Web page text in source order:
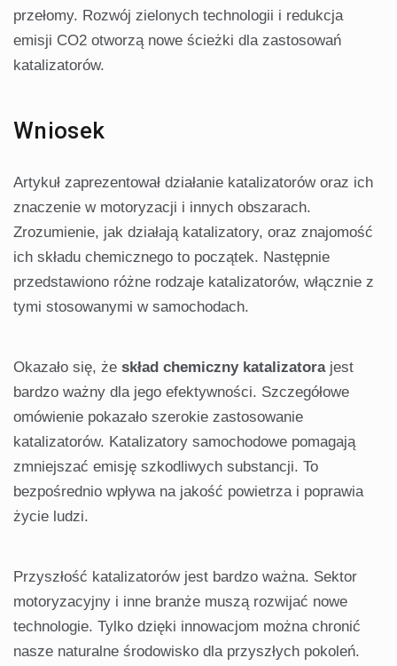
przełomy. Rozwój zielonych technologii i redukcja
emisji CO2 otworzą nowe ścieżki dla zastosowań
katalizatorów.
Wniosek
Artykuł zaprezentował działanie katalizatorów oraz ich
znaczenie w motoryzacji i innych obszarach.
Zrozumienie, jak działają katalizatory, oraz znajomość
ich składu chemicznego to początek. Następnie
przedstawiono różne rodzaje katalizatorów, włącznie z
tymi stosowanymi w samochodach.
Okazało się, że skład chemiczny katalizatorajest
bardzo ważny dla jego efektywności. Szczegółowe
omówienie pokazało szerokie zastosowanie
katalizatorów. Katalizatory samochodowe pomagają
zmniejszać emisję szkodliwych substancji. To
bezpośrednio wpływa na jakość powietrza i poprawia
życie ludzi.
Przyszłość katalizatorów jest bardzo ważna. Sektor
motoryzacyjny i inne branże muszą rozwijać nowe
technologie. Tylko dzięki innowacjom można chronić
nasze naturalne środowisko dla przyszłych pokoleń.